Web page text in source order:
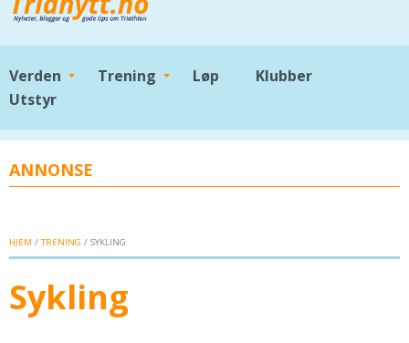
Verden Trening Løp
Klubber
Utstyr
ANNONSE
HJEM / TRENING / SYKLING
Sykling